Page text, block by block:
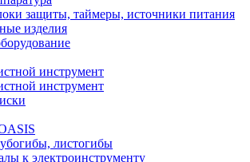
защиты, таймеры, источники питания
изделия
инструмент
инструмент
листогибы
к электроинструменту